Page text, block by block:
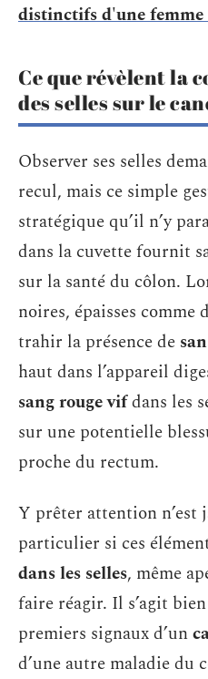
distinctifs d'une
Ce que révèlent la
des selles sur le
Observer ses selles
recul, mais ce simple
stratégique qu’il n’y
dans la cuvette fournit
sur la santé du côlon.
noires, épaisses
trahir la présence de
haut dans l’appareil
sang rouge vifdans les
sur une potentielle
proche du rectum.
Y prêter attention n’est
particulier si ces
dans les selles, même
faire réagir. Il s’agit
premiers signaux d’un
d’une autre maladie du